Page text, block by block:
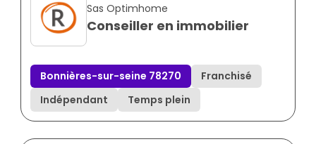
Sas Optimhome
Conseiller en immobilier
Bonnières-sur-seine 78270
Franchisé
Indépendant
Temps plein